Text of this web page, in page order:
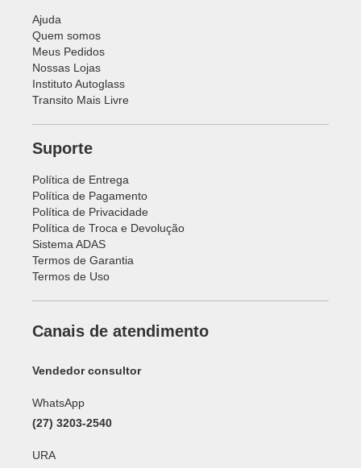
Ajuda
Quem somos
Meus Pedidos
Nossas Lojas
Instituto Autoglass
Transito Mais Livre
Suporte
Política de Entrega
Política de Pagamento
Política de Privacidade
Política de Troca e Devolução
Sistema ADAS
Termos de Garantia
Termos de Uso
Canais de atendimento
Vendedor consultor
WhatsApp
(27) 3203-2540
URA